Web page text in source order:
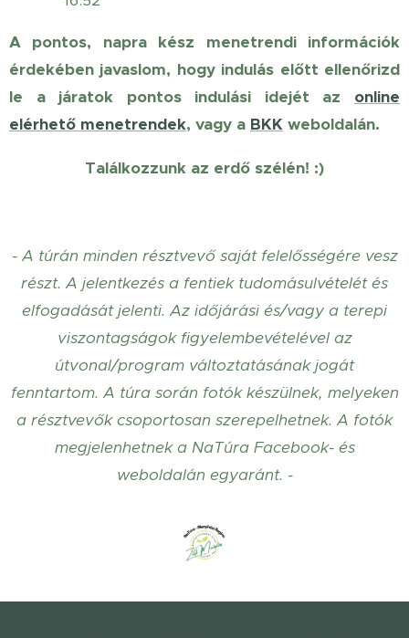
A pontos, napra kész menetrendi információk
érdekében javaslom, hogy indulás előtt ellenőrizd
le a járatok pontos indulási idejét az online
elérhető menetrendek, vagy a BKK weboldalán.
Találkozzunk az erdő szélén! :)
- A túrán minden résztvevő saját felelősségére vesz
részt. A jelentkezés a fentiek tudomásulvételét és
elfogadását jelenti. Az időjárási és/vagy a terepi
viszontagságok figyelembevételével az
útvonal/program változtatásának jogát
fenntartom. A túra során fotók készülnek, melyeken
a résztvevők csoportosan szerepelhetnek. A fotók
megjelenhetnek a NaTúra Facebook- és
weboldalán egyaránt. -